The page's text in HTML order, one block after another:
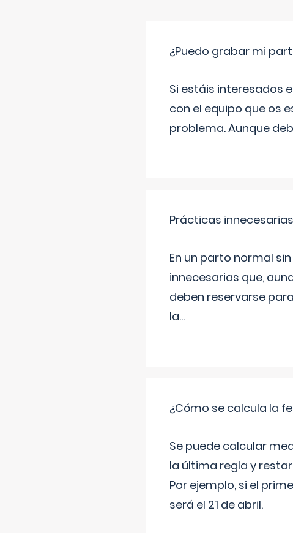
¿Puedo grabar mi
Si estáis interesados
con el equipo que os
problema. Aunque
Prácticas
En un parto normal
innecesarias que,
deben reservarse
la...
¿Cómo se calcula la
Se puede calcular
la última regla y
Por ejemplo, si el
será el 21 de abril.